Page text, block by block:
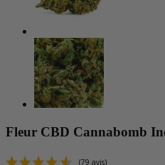
Fleur CBD Cannabomb